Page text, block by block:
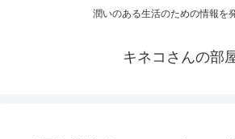
潤いのある生活のための情報を
キネコさんの部